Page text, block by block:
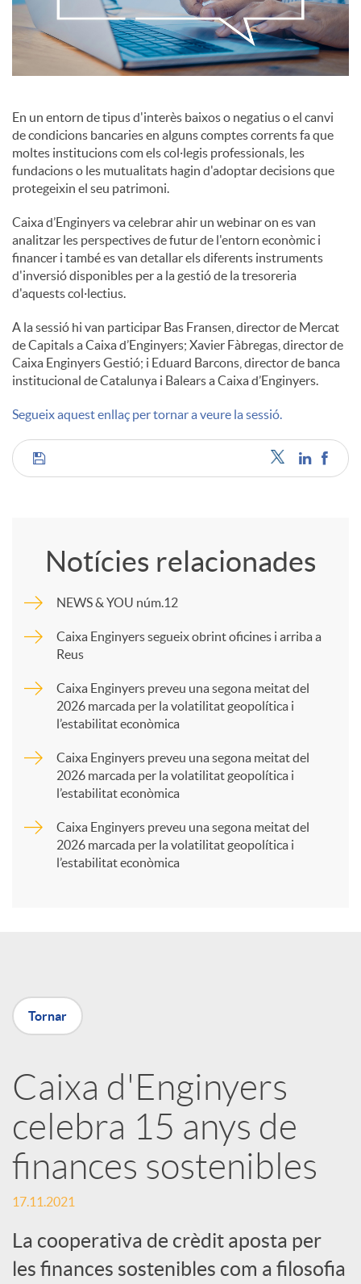
e
c
o
n
t
i
n
g
u
s
En un entorn de tipus d'interès baixos o negatius o el canvi
de condicions bancaries en alguns comptes corrents fa que
moltes institucions com els col·legis professionals, les
fundacions o les mutualitats hagin d'adoptar decisions que
protegeixin el seu patrimoni.
Caixa d’Enginyers va celebrar ahir un webinar on es van
analitzar les perspectives de futur de l'entorn econòmic i
financer i també es van detallar els diferents instruments
d'inversió disponibles per a la gestió de la tresoreria
d'aquests col·lectius.
A la sessió hi van participar Bas Fransen, director de Mercat
de Capitals a Caixa d’Enginyers; Xavier Fàbregas, director de
Caixa Enginyers Gestió; i Eduard Barcons, director de banca
institucional de Catalunya i Balears a Caixa d’Enginyers.
Segueix aquest enllaç per tornar a veure la sessió.
C
p
a
X
r
x
e
s
Notícies relacionades
NEWS & YOU núm.12
Caixa Enginyers segueix obrint oficines i arriba a
Reus
Caixa Enginyers preveu una segona meitat del
2026 marcada per la volatilitat geopolítica i
l’estabilitat econòmica
Caixa Enginyers preveu una segona meitat del
2026 marcada per la volatilitat geopolítica i
l’estabilitat econòmica
Caixa Enginyers preveu una segona meitat del
2026 marcada per la volatilitat geopolítica i
l’estabilitat econòmica
Tornar
Caixa d'Enginyers
celebra 15 anys de
finances sostenibles
17.11.2021
La cooperativa de crèdit aposta per
les finances sostenibles com a filosofia